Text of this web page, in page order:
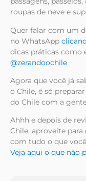
roupas de neve e
Quer falar com um
no WhatsApp
dicas práticas como
@zerandoochile
Agora que você já
o Chile, é só
do Chile com a
Ahhh e depois de
Chile, aproveite
com tudo o que você
Veja aqui o que não